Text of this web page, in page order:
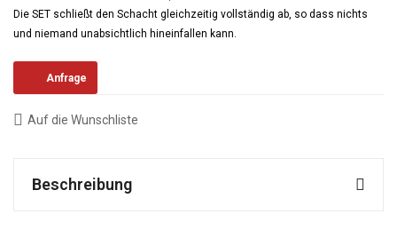
Die SET schließt den Schacht gleichzeitig vollständig ab, so dass nichts
und niemand unabsichtlich hineinfallen kann.
Anfrage
Auf die Wunschliste
Beschreibung